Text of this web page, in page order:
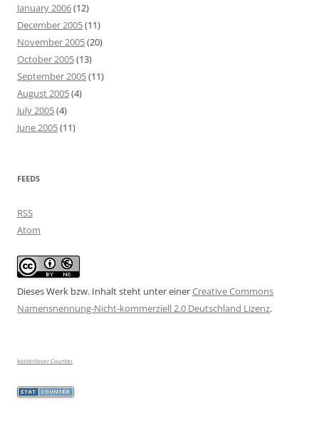
January 2006(12)
December 2005(11)
November 2005(20)
October 2005(13)
September 2005(11)
August 2005(4)
July 2005(4)
June 2005(11)
FEEDS
RSS
Atom
Dieses Werk bzw. Inhalt steht unter einerCreative Commons
Namensnennung-Nicht-kommerziell 2.0 Deutschland Lizenz.
kostenloser Counter